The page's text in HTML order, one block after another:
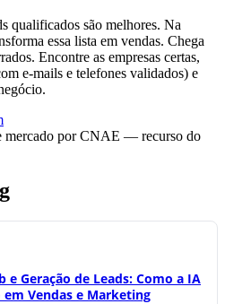
qualificados são melhores. Na
essa lista em vendas. Chega
Encontre as empresas certas,
e-mails e telefones validados) e
e Geração de Leads: Como a IA
Vendas e Marketing